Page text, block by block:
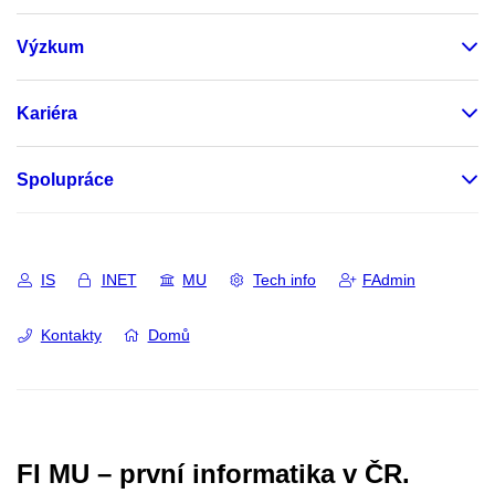
Výzkum
Kariéra
Spolupráce
IS INET MU Tech info FAdmin
Kontakty Domů
FI MU – první informatika v ČR.